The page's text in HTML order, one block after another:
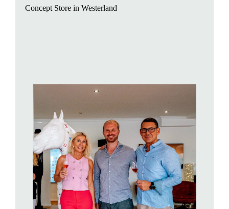
Concept Store in Westerland
BILD ANZEIGEN